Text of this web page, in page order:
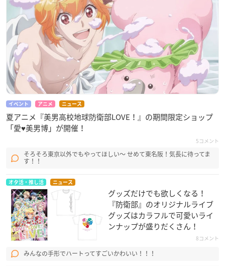
イベント アニメ ニュース
夏アニメ『美男高校地球防衛部LOVE！』の期間限定ショップ
「愛♥美男博」が開催！
5コメント
そろそろ東京以外でもやってほしい〜 せめて東名阪！気長に待ってま
す！！
オタ活・推し活 ニュース
グッズだけでも欲しくなる！
『防衛部』のオリジナルライブ
グッズはカラフルで可愛いライ
ンナップが盛りだくさん！
8コメント
みんなの手形でハートってすごいかわいい！！！